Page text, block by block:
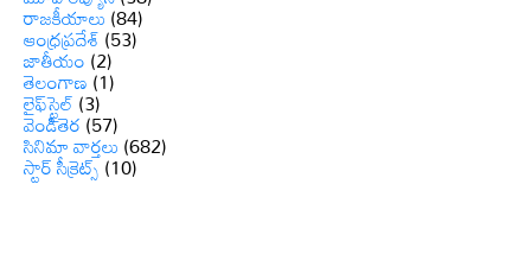
రాజకీయాలు(84)
ఆంధ్రప్రదేశ్(53)
జాతీయం(2)
తెలంగాణ(1)
లైఫ్‌స్టైల్(3)
వెండితెర(57)
సినిమా వార్తలు(682)
స్టార్ సీక్రెట్స్(10)